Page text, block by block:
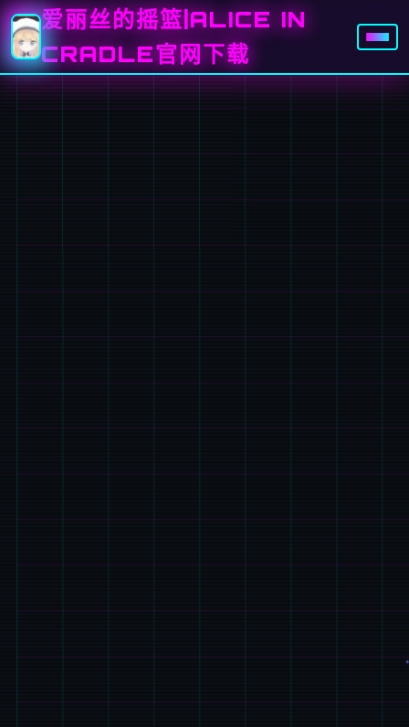
爱丽丝的摇篮|ALICE IN
CRADLE官网下载